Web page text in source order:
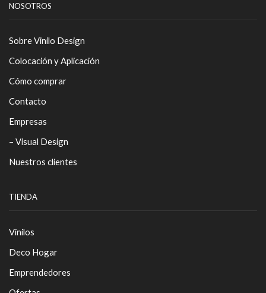
NOSOTROS
Sobre Vinilo Design
Colocación y Aplicación
Cómo comprar
Contacto
Empresas
– Visual Design
Nuestros clientes
TIENDA
Vinilos
Deco Hogar
Emprendedores